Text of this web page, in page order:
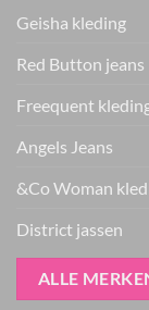
Geisha kleding
Red Button jeans
Freequent
Angels Jeans
&Co Woman
District jassen
ALLE